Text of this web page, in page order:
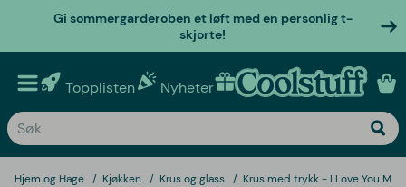
Gi sommergarderoben et løft med en personlig t-
skjorte!
Topplisten Nyheter Personlige gaver
Hjem og Hage Kjøkken Krus og glass Krus med trykk - I Love You